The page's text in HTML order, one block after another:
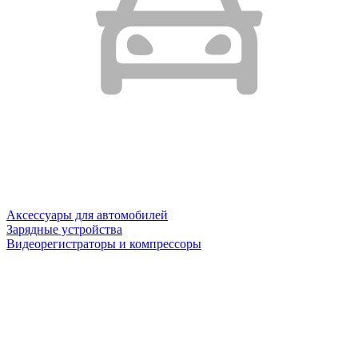
Аксессуары для автомобилей
Зарядные устройства
Видеорегистраторы и компрессоры